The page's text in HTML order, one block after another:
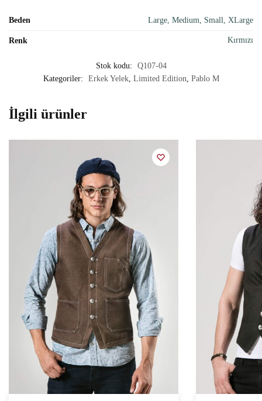
Beden Large, Medium, Small, XLarge
Renk Kırmızı
Stok kodu:
Q107-04
Kategoriler:
Erkek Yelek, Limited Edition Pablo M
İlgili ürünler